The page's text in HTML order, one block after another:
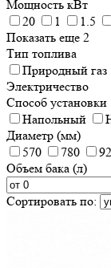
Мощность кВт
20
1 1.5
Показать еще 2
Тип топлива
Природный газ
Электричество
Способ установки
Напольный
Диаметр (мм)
570
780
Объем бака (л)
Сортировать по: